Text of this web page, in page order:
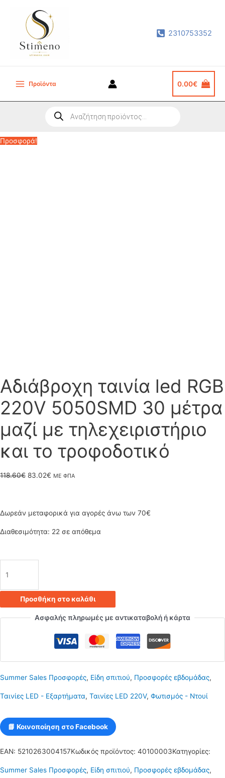
περιεχόμενο
2310753352
Main
Προϊόντα 0.00€
search
Προσφορά!
Αδιάβροχη ταινία led RGB
220V 5050SMD 30 μέτρα
μαζί με τηλεχειριστήριο
και το τροφοδοτικό
118.60€ Original
was:
118.60€.
83.02€ Η
τιμή
είναι:
ΜΕ ΦΠΑ
Δωρεάν μεταφορικά για αγορές άνω των 70€
Διαθεσιμότητα: 22 σε απόθεμα
led
5050SMD
30
μέτρα
μαζί
με
τηλεχειριστήριο
και
Προσθήκη στο καλάθι
Ασφαλής πληρωμές με αντικαταβολή ή κάρτα
Summer Sales Προσφορές, Είδη σπιτιού, Προσφορές εβδομάδας,
Ταινίες LED - Εξαρτήματα, Ταινίες LED 220V, Φωτισμός - Ντουί
📘 Κοινοποίηση στο Facebook
EAN: 5210263004157Κωδικός προϊόντος: 40100003Κατηγορίες:
Summer Sales Προσφορές, Είδη σπιτιού, Προσφορές εβδομάδας,